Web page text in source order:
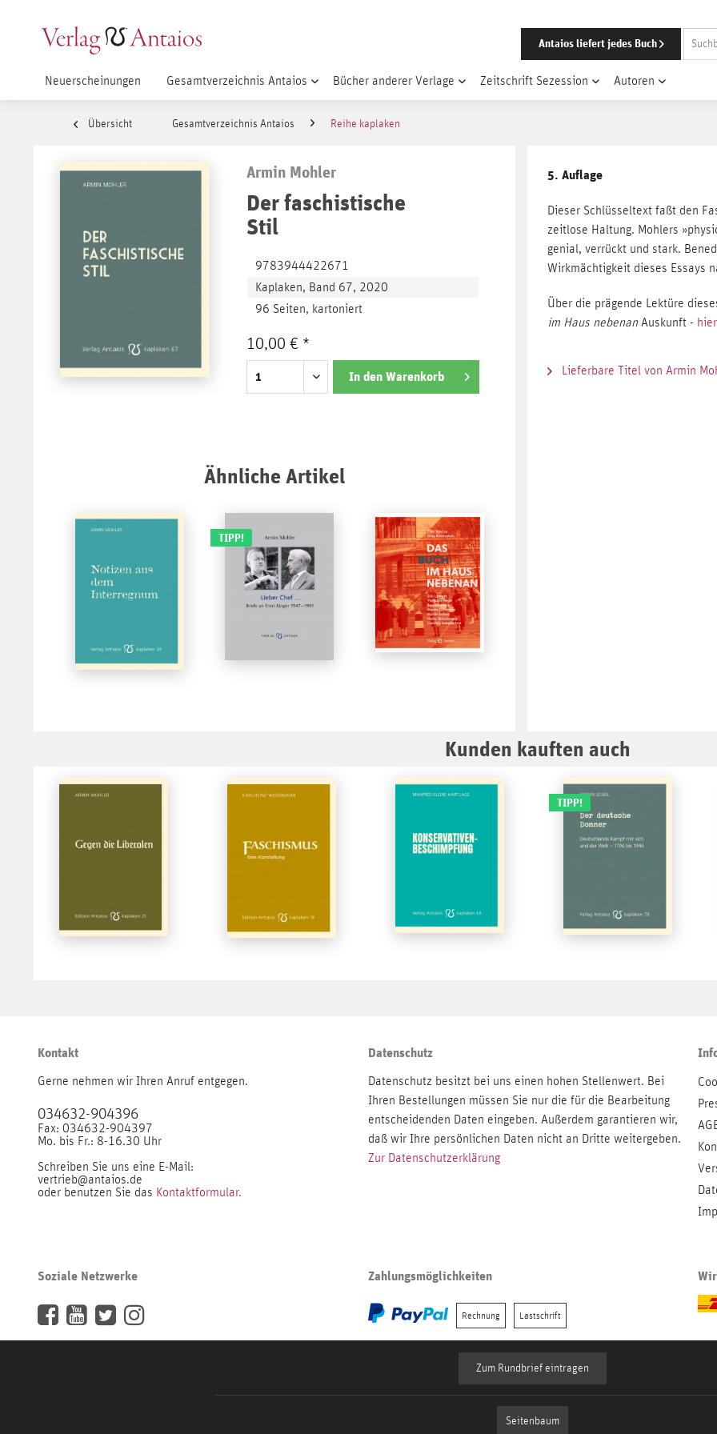
Antaios liefert jedes Buch
Neuerscheinungen Gesamtverzeichnis Antaios Bücher anderer Verlage Zeitschrift Sezession Autoren
Übersicht Gesamtverzeichnis Antaios Reihe kaplaken
Armin Mohler
Der faschistische
Stil
9783944422671
Kaplaken, Band 67, 2020
96 Seiten, kartoniert
10,00 € *
In den Warenkorb
Ähnliche Artikel
TIPP!
5. Auflage
Dieser Schlüsseltext faßt den
zeitlose Haltung. Mohlers
genial, verrückt und stark.
Wirkmächtigkeit dieses Essays
Über die prägende Lektüre
im Haus nebenanAuskunft -
Lieferbare Titel von Armin
Kunden kauften auch
TIPP!
Kontakt
Gerne nehmen wir Ihren Anruf entgegen.
034632-904396
Fax: 034632-904397
Mo. bis Fr.: 8-16.30 Uhr
Schreiben Sie uns eine E-Mail:
vertrieb@antaios.de
oder benutzen Sie das Kontaktformular.
Datenschutz
Datenschutz besitzt bei uns einen hohen Stellenwert. Bei
Ihren Bestellungen müssen Sie nur die für die Bearbeitung
entscheidenden Daten eingeben. Außerdem garantieren wir,
daß wir Ihre persönlichen Daten nicht an Dritte weitergeben.
Zur Datenschutzerklärung
Soziale Netzwerke Zahlungsmöglichkeiten
Rechnung Lastschrift
Zum Rundbrief eintragen
Seitenbaum